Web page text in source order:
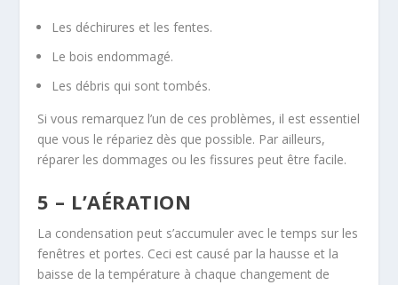
Les déchirures et les fentes.
Le bois endommagé.
Les débris qui sont tombés.
Si vous remarquez l’un de ces problèmes, il est essentiel
que vous le répariez dès que possible. Par ailleurs,
réparer les dommages ou les fissures peut être facile.
5 – L’AÉRATION
La condensation peut s’accumuler avec le temps sur les
fenêtres et portes. Ceci est causé par la hausse et la
baisse de la température à chaque changement de